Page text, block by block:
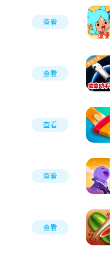
查看
查看
查看
查看
查看